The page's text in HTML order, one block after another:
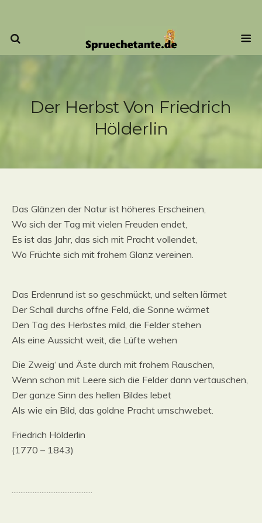
Der Herbst Von Friedrich
Hölderlin
Das Glänzen der Natur ist höheres Erscheinen,
Wo sich der Tag mit vielen Freuden endet,
Es ist das Jahr, das sich mit Pracht vollendet,
Wo Früchte sich mit frohem Glanz vereinen.
Das Erdenrund ist so geschmückt, und selten lärmet
Der Schall durchs offne Feld, die Sonne wärmet
Den Tag des Herbstes mild, die Felder stehen
Als eine Aussicht weit, die Lüfte wehen
Die Zweig‘ und Äste durch mit frohem Rauschen,
Wenn schon mit Leere sich die Felder dann vertauschen,
Der ganze Sinn des hellen Bildes lebet
Als wie ein Bild, das goldne Pracht umschwebet.
Friedrich Hölderlin
(1770 – 1843)
..............................................